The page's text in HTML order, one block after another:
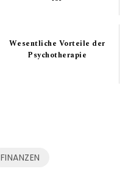
Wesentliche Vorteile der
Psychotherapie
FINANZEN